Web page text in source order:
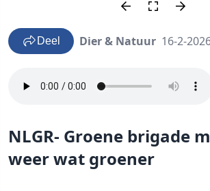
Deel Dier & Natuur 16-2-
NLGR- Groene brigade
weer wat groener